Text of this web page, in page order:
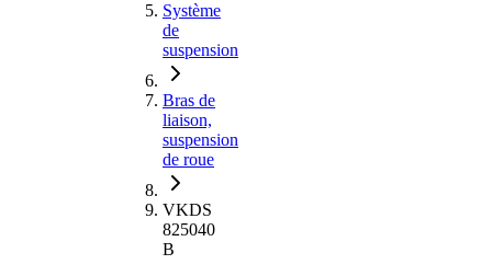
Système
de
suspension
Bras de
liaison,
suspension
de roue
VKDS
825040
B